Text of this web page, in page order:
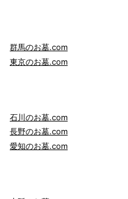
群馬のお墓.com
東京のお墓.com
石川のお墓.com
長野のお墓.com
愛知のお墓.com